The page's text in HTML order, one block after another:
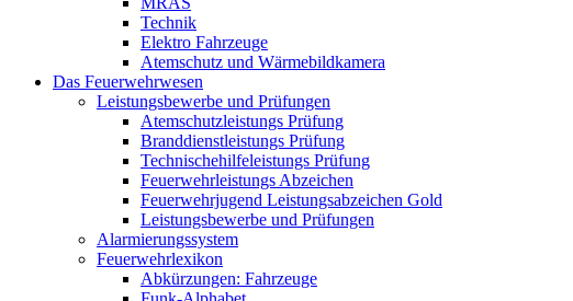
Technik
Elektro Fahrzeuge
Atemschutz und Wärmebildkamera
Das Feuerwehrwesen
Leistungsbewerbe und Prüfungen
Atemschutzleistungs Prüfung
Branddienstleistungs Prüfung
Technischehilfeleistungs Prüfung
Feuerwehrleistungs Abzeichen
Feuerwehrjugend Leistungsabzeichen Gold
Leistungsbewerbe und Prüfungen
Alarmierungssystem
Feuerwehrlexikon
Abkürzungen: Fahrzeuge